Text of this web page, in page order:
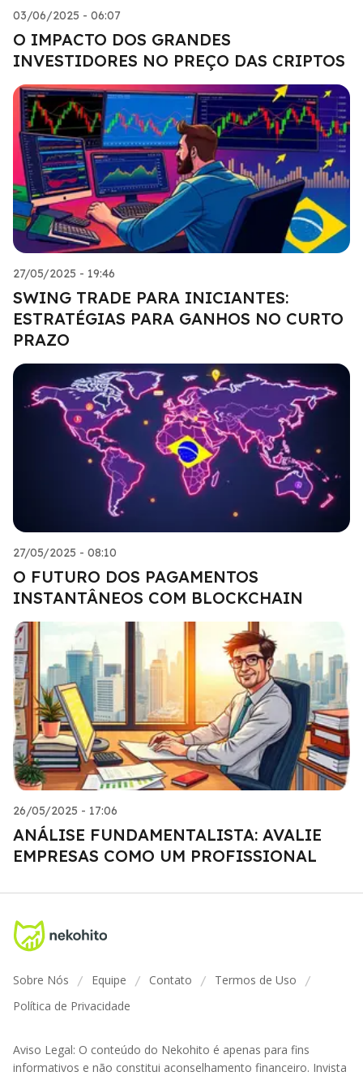
03/06/2025 - 06:07
O IMPACTO DOS GRANDES
INVESTIDORES NO PREÇO DAS CRIPTOS
27/05/2025 - 19:46
SWING TRADE PARA INICIANTES:
ESTRATÉGIAS PARA GANHOS NO CURTO
PRAZO
27/05/2025 - 08:10
O FUTURO DOS PAGAMENTOS
INSTANTÂNEOS COM BLOCKCHAIN
26/05/2025 - 17:06
ANÁLISE FUNDAMENTALISTA: AVALIE
EMPRESAS COMO UM PROFISSIONAL
Sobre Nós / Equipe / Contato / Termos de Uso /
Política de Privacidade
Aviso Legal: O conteúdo do Nekohito é apenas para fins
informativos e não constitui aconselhamento financeiro. Invista